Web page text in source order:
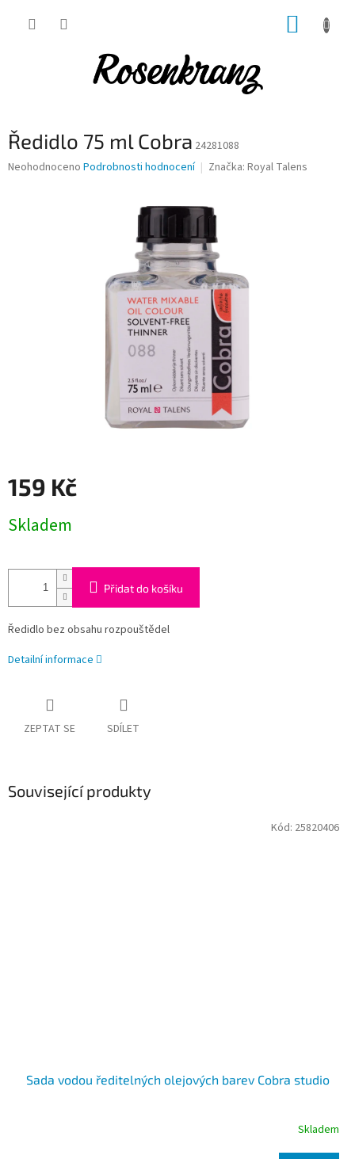
Ředidlo 75 ml Cobra 24281088
Průměrné
Neohodnoceno Podrobnosti hodnocení Značka: Royal Talens
159 Kč
cena:
Skladem
Přidat do košíku
Ředidlo bez obsahu rozpouštědel
Detailní informace
ZEPTAT SE SDÍLET
Související produkty
Sada vodou ředitelných olejových barev Cobra studio
Skladem
Kód: 25820406